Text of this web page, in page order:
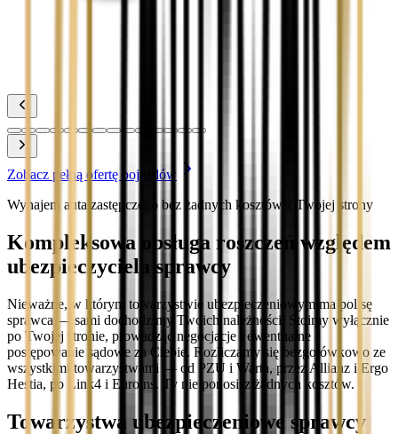
Zobacz pełną ofertę pojazdów
Wynajem auta zastępczego bez żadnych kosztów z Twojej strony
Kompleksowa obsługa roszczeń względem
ubezpieczyciela sprawcy
Nieważne, w którym towarzystwie ubezpieczeniowym ma polisę
sprawca — sami dochodzimy Twoich należności. Stoimy wyłącznie
po Twojej stronie, prowadząc negocjacje i ewentualne
postępowanie sądowe za Ciebie. Rozliczamy się bezgotówkowo ze
wszystkimi towarzystwami — od PZU i Warta, przez Allianz i Ergo
Hestia, po Link4 i Euroins. Ty nie ponosisz żadnych kosztów.
Towarzystwa ubezpieczeniowe sprawcy